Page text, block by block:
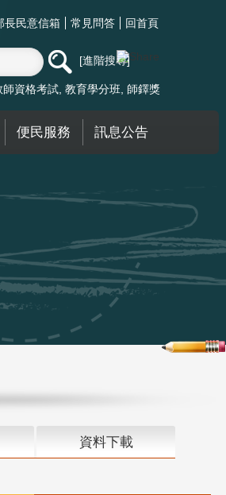
長民意信箱 常見問答 回首頁
進階搜尋
師資格考試 教育學分班 師鐸獎
便民服務 訊息公告
資料下載